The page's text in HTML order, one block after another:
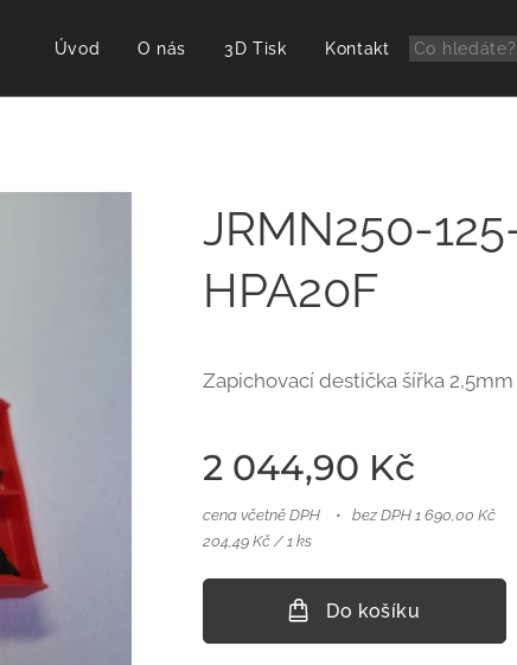
Úvod O nás 3D Tisk Kontakt
JRMN250-
HPA20F
Zapichovací destička šířka 2,5mm
2 044,90 Kč
cena včetně DPH
bez DPH 1 690,00 Kč
204,49 Kč / 1 ks
Do košíku